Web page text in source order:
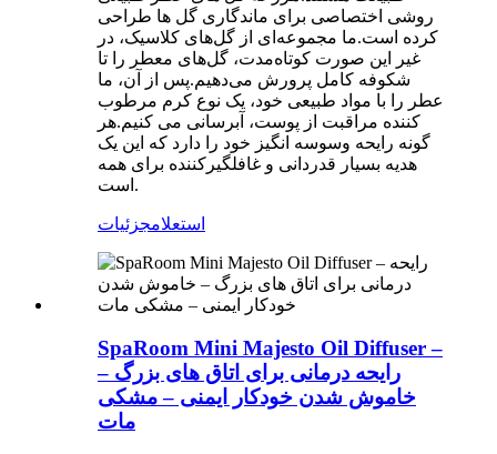
روشی اختصاصی برای ماندگاری گل ها طراحی
کرده است.ما مجموعه‌ای از گل‌های کلاسیک، در
غیر این صورت کوتاه‌مدت، گل‌های معطر را تا
شکوفه کامل پرورش می‌دهیم.پس از آن، ما
عطر را با مواد طبیعی خود، یک نوع کرم مرطوب
کننده مراقبت از پوست، آبرسانی می کنیم.هر
گونه رایحه وسوسه انگیز خود را دارد که این یک
هدیه بسیار قدردانی و غافلگیرکننده برای همه
است.
استعلامجزئیات
SpaRoom Mini Majesto Oil Diffuser –
رایحه درمانی برای اتاق های بزرگ –
خاموش شدن خودکار ایمنی – مشکی
مات